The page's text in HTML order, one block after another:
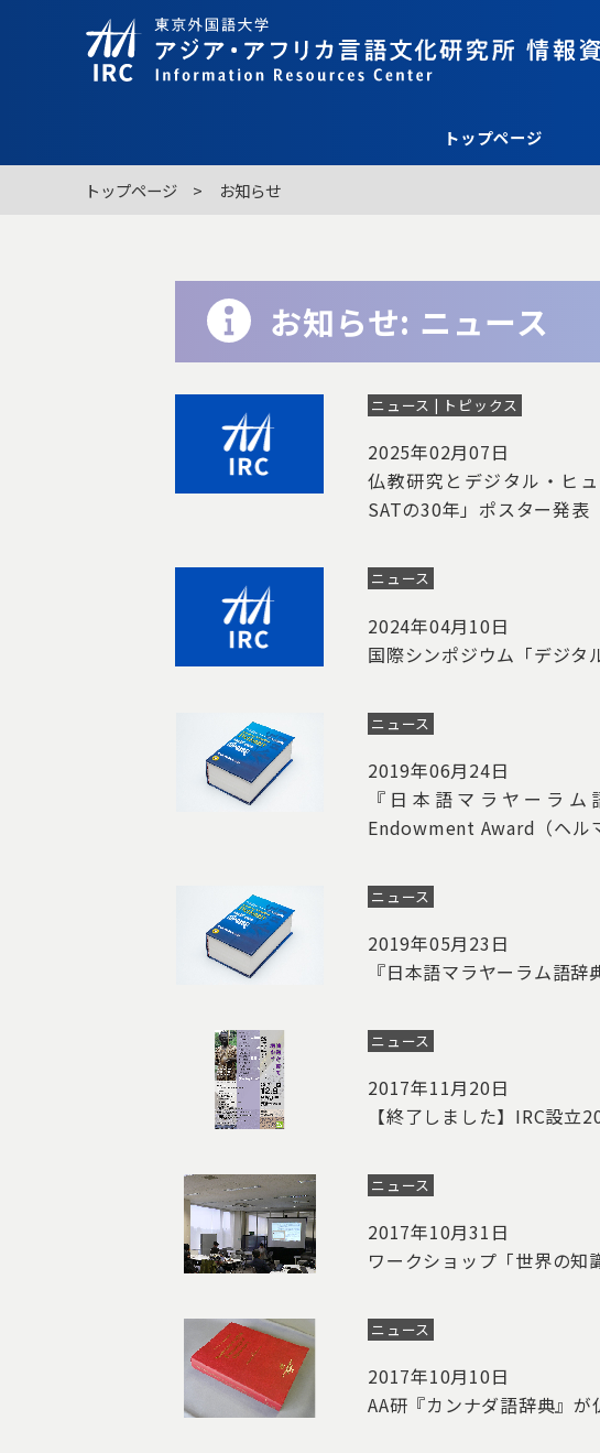
トップページ
トップページ お知らせ
お知らせ: ニュース
ニュース | トピックス
2025年02月07日
仏教研究とデジタル・ヒ
SATの30年」ポスター発表
ニュース
2024年04月10日
国際シンポジウム「デジタ
ニュース
2019年06月24日
『日本語マラヤーラ
Endowment Award（ヘル
ニュース
2019年05月23日
『日本語マラヤーラム語
ニュース
2017年11月20日
【終了しました】IRC設立
ニュース
2017年10月31日
ワークショップ「世界の知
ニュース
2017年10月10日
AA研『カンナダ語辞典』